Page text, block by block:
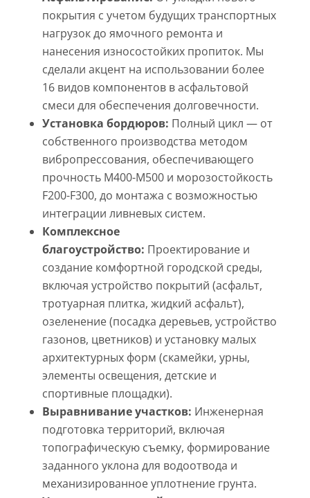
покрытия с учетом будущих транспортных
нагрузок до ямочного ремонта и
нанесения износостойких пропиток. Мы
сделали акцент на использовании более
16 видов компонентов в асфальтовой
смеси для обеспечения долговечности.
Установка бордюров: Полный цикл — от
собственного производства методом
вибропрессования, обеспечивающего
прочность М400-М500 и морозостойкость
F200-F300, до монтажа с возможностью
интеграции ливневых систем.
Комплексное
благоустройство: Проектирование и
создание комфортной городской среды,
включая устройство покрытий (асфальт,
тротуарная плитка, жидкий асфальт),
озеленение (посадка деревьев, устройство
газонов, цветников) и установку малых
архитектурных форм (скамейки, урны,
элементы освещения, детские и
спортивные площадки).
Выравнивание участков: Инженерная
подготовка территорий, включая
топографическую съемку, формирование
заданного уклона для водоотвода и
механизированное уплотнение грунта.